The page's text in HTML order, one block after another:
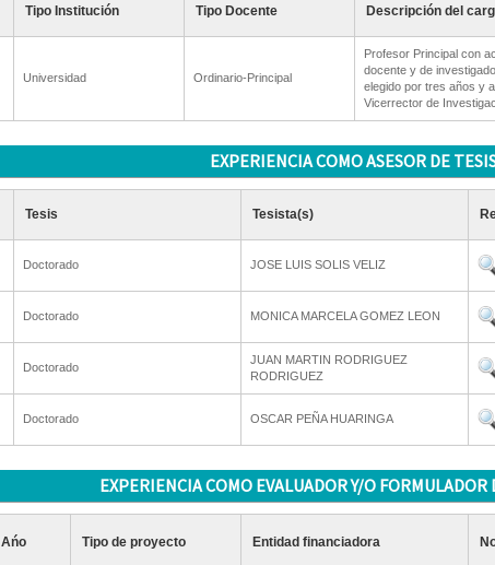
Tipo Institución Tipo Docente Descripción del
Universidad Ordinario-Principal
Profesor Principal con
docente y de
elegido por tres años y
Vicerrector de
EXPERIENCIA COMO ASESOR DE
Tesis Tesista(s)
Doctorado JOSE LUIS SOLIS VELIZ
Doctorado MONICA MARCELA GOMEZ LEON
Doctorado
JUAN MARTIN RODRIGUEZ
RODRIGUEZ
Doctorado OSCAR PEÑA HUARINGA
EXPERIENCIA COMO EVALUADOR Y/O FORMULADOR
Ańo Tipo de proyecto Entidad financiadora